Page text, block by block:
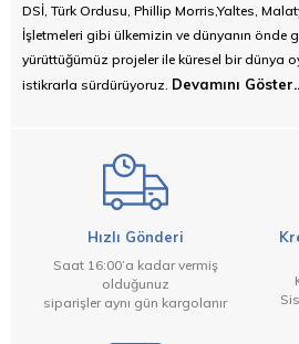
DSİ, Türk Ordusu, Phillip Morris,Yaltes,
İşletmeleri gibi ülkemizin ve dünyanın önde
yürüttüğümüz projeler ile küresel bir dünya
istikrarla sürdürüyoruz. Devamını
Hızlı Gönderi
Saat 16:00’a kadar vermiş
olduğunuz
siparişler aynı gün kargolanır